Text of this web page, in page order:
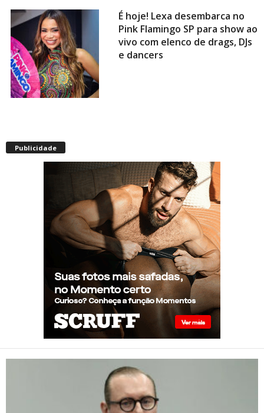
É hoje! Lexa desembarca no
Pink Flamingo SP para show ao
vivo com elenco de drags, DJs
e dancers
superior à real, aponta
relatório internacional
Gay de 62 anos relembra
quando, aos 15, foi garoto de
programa por quatro meses
sem saber: “Idiotice da minha
parte”
STF: Ministro Cristiano Zanin
vota para derrubar lei que
proíbe atletas transgênero
em competições de Londrina
Publicidade